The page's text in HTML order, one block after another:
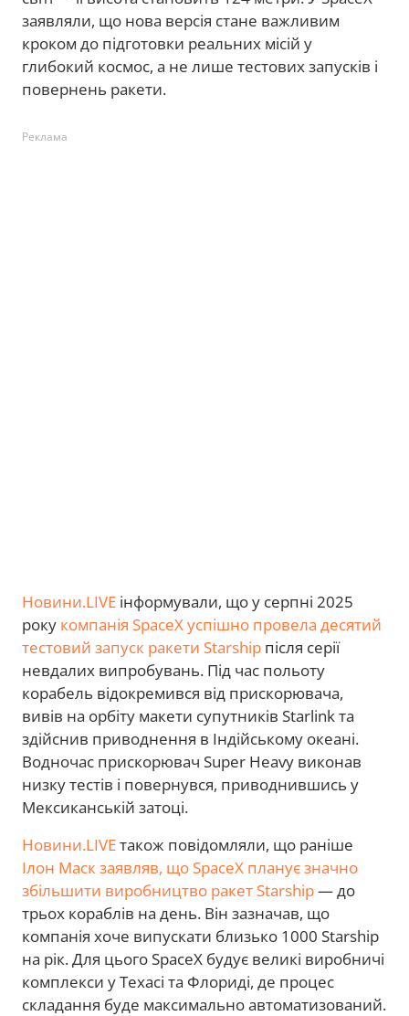
заявляли, що нова версія стане важливим
кроком до підготовки реальних місій у
глибокий космос, а не лише тестових запусків і
повернень ракети.
Реклама
Новини.LIVE інформували, що у серпні 2025
року компанія SpaceX успішно провела десятий
тестовий запуск ракети Starship після серії
невдалих випробувань. Під час польоту
корабель відокремився від прискорювача,
вивів на орбіту макети супутників Starlink та
здійснив приводнення в Індійському океані.
Водночас прискорювач Super Heavy виконав
низку тестів і повернувся, приводнившись у
Мексиканській затоці.
Новини.LIVEтакож повідомляли, що раніше
Ілон Маск заявляв, що SpaceX планує значно
збільшити виробництво ракет Starship— до
трьох кораблів на день. Він зазначав, що
компанія хоче випускати близько 1000 Starship
на рік. Для цього SpaceX будує великі виробничі
комплекси у Техасі та Флориді, де процес
складання буде максимально автоматизований.